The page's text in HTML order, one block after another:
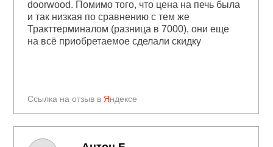
Ссылка на отзыв в Яндексе
doorwood. Помимо того, что цена на печь была
и так низкая по сравнению с тем же
Тракттерминалом (разница в 7000), они еще
на всё приобретаемое сделали скидку